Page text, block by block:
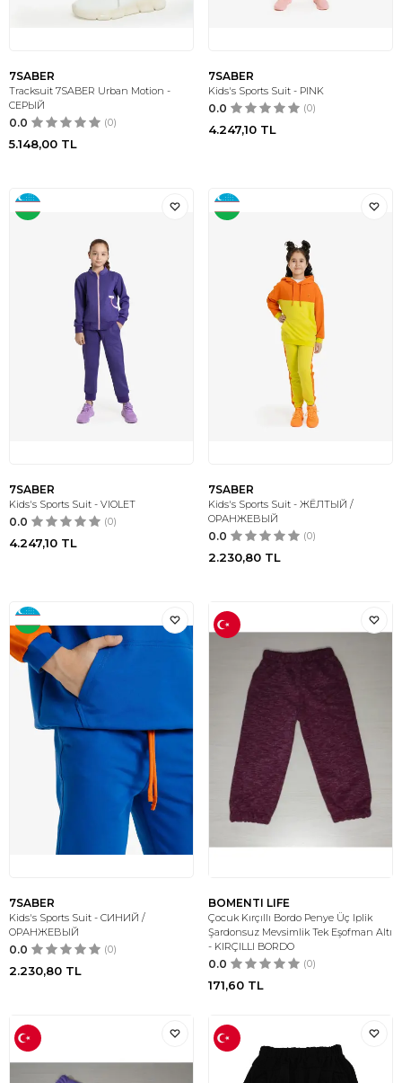
7SABER
Tracksuit 7SABER Urban Motion -
СЕРЫЙ
0.0 (0)
5.148,00 TL
7SABER
Kids's Sports Suit - PINK
0.0 (0)
4.247,10 TL
7SABER
Kids's Sports Suit - VIOLET
0.0 (0)
4.247,10 TL
7SABER
Kids's Sports Suit - ЖЁЛТЫЙ /
ОРАНЖЕВЫЙ
0.0 (0)
2.230,80 TL
7SABER
Kids's Sports Suit - СИНИЙ /
ОРАНЖЕВЫЙ
0.0 (0)
2.230,80 TL
BOMENTI LIFE
Çocuk Kırçıllı Bordo Penye Üç Iplik
Şardonsuz Mevsimlik Tek Eşofman Altı
- KIRÇILLI BORDO
0.0 (0)
171,60 TL